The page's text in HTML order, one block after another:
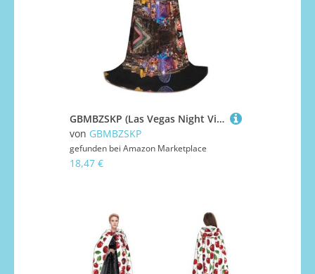
GBMBZSKP (Las Vegas Night View) Halloween Kapuzenumhang Hexenhut für Jungen Mädchen Kinder, 85–134 cm Kapuzenumhang Halloween Vampire Kostüm Cosplay Ostern Maskerade Party
von GBMBZSKP
gefunden bei Amazon Marketplace
18,47 €